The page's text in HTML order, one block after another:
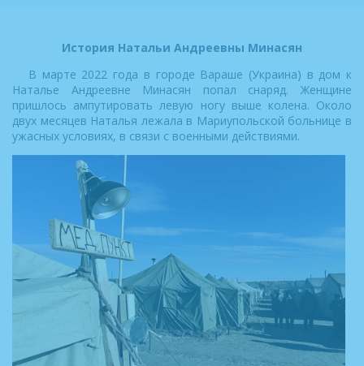
История Натальи Андреевны Минасян
В марте 2022 года в городе Вараше (Украина) в дом к
Наталье Андреевне Минасян попал снаряд. Женщине
пришлось ампутировать левую ногу выше колена. Около
двух месяцев Наталья лежала в Мариупольской больнице в
ужасных условиях, в связи с военными действиями.